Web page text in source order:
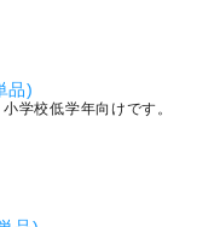
品)
学校低学年向けです。